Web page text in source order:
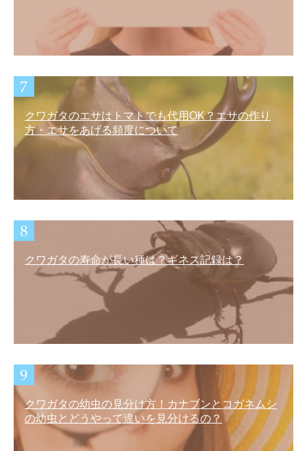
クワガタのエサはトマトでも代用OK？エサの作り
方・エサをあげる頻度について
クワガタの寿命が長い種は？ギネス記録は？
クワガタの幼虫の見分け方！カナブンとコガネムシ
の幼虫とどうやって違いを見分けるの？